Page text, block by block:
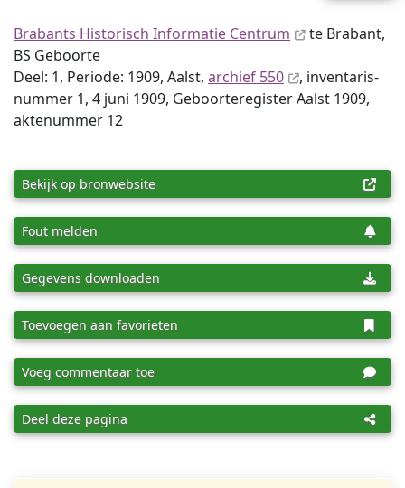
Brabants Historisch Informatie Centrum
te Brabant,
BS Geboorte
Deel: 1, Periode: 1909, Aalst, archief 550
, inventaris­
num­mer 1, 4 juni 1909, Geboorteregister Aalst 1909,
aktenummer 12
Bekijk op bronwebsite
Fout melden
Gegevens downloaden
Toevoegen aan favorieten
Voeg commentaar toe
Deel deze pagina